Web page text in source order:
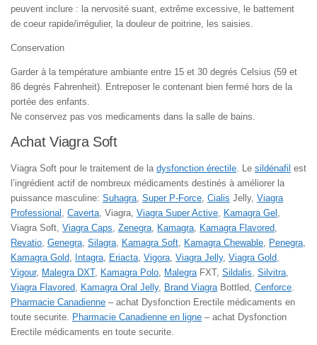
peuvent inclure : la nervosité suant, extrême excessive, le battement
de coeur rapide/irrégulier, la douleur de poitrine, les saisies.
Conservation
Garder à la température ambiante entre 15 et 30 degrés Celsius (59 et
86 degrés Fahrenheit). Entreposer le contenant bien fermé hors de la
portée des enfants.
Ne conservez pas vos medicaments dans la salle de bains.
Achat Viagra Soft
Viagra Soft pour le traitement de la dysfonction érectile. Le sildénafil est
l’ingrédient actif de nombreux médicaments destinés à améliorer la
puissance masculine: Suhagra, Super P-Force, Cialis Jelly, Viagra
Professional , Caverta, Viagra, Viagra Super Active, Kamagra Gel ,
Viagra Soft, Viagra Caps, Zenegra, Kamagra, Kamagra Flavored,
Revatio, Genegra, Silagra, Kamagra Soft, Kamagra Chewable, Penegra,
Kamagra Gold, Intagra, Eriacta, Vigora, Viagra Jelly, Viagra Gold,
Vigour, Malegra DXT, Kamagra Polo, MalegraFXT, Sildalis, Silvitra,
Viagra Flavored, Kamagra Oral Jelly, Brand ViagraBottled, Cenforce.
Pharmacie Canadienne – achat Dysfonction Erectile médicaments en
toute securite. Pharmacie Canadienne en ligne – achat Dysfonction
Erectile médicaments en toute securite.